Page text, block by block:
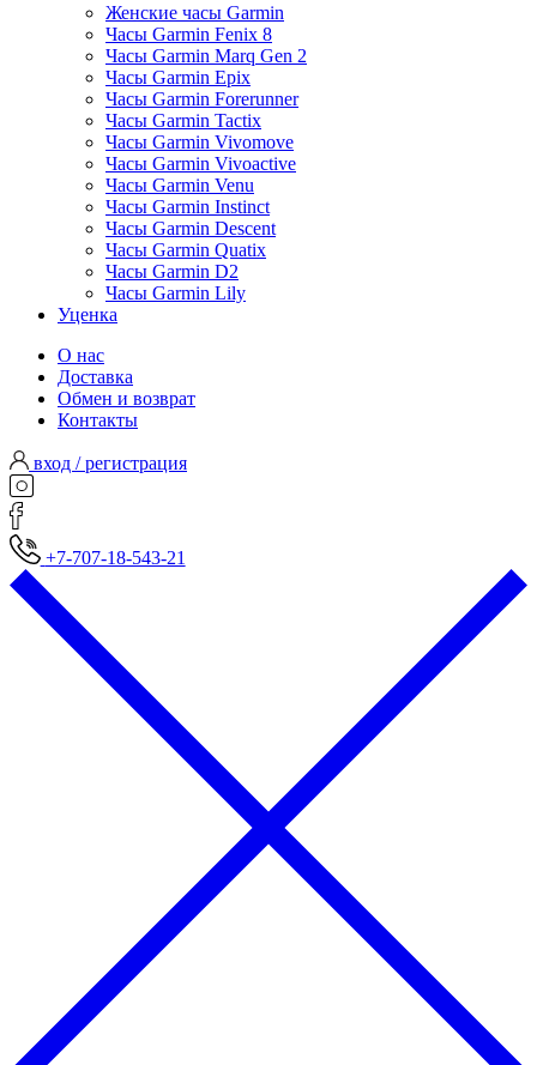
Женские часы Garmin
Часы Garmin Fenix 8
Часы Garmin Marq Gen 2
Часы Garmin Epix
Часы Garmin Forerunner
Часы Garmin Tactix
Часы Garmin Vivomove
Часы Garmin Vivoactive
Часы Garmin Venu
Часы Garmin Instinct
Часы Garmin Descent
Часы Garmin Quatix
Часы Garmin D2
Часы Garmin Lily
Уценка
О нас
Доставка
Обмен и возврат
Контакты
вход / регистрация
+7-707-18-543-21